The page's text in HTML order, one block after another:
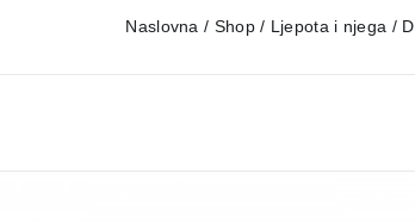
Naslovna / Shop / Ljepota i njega /